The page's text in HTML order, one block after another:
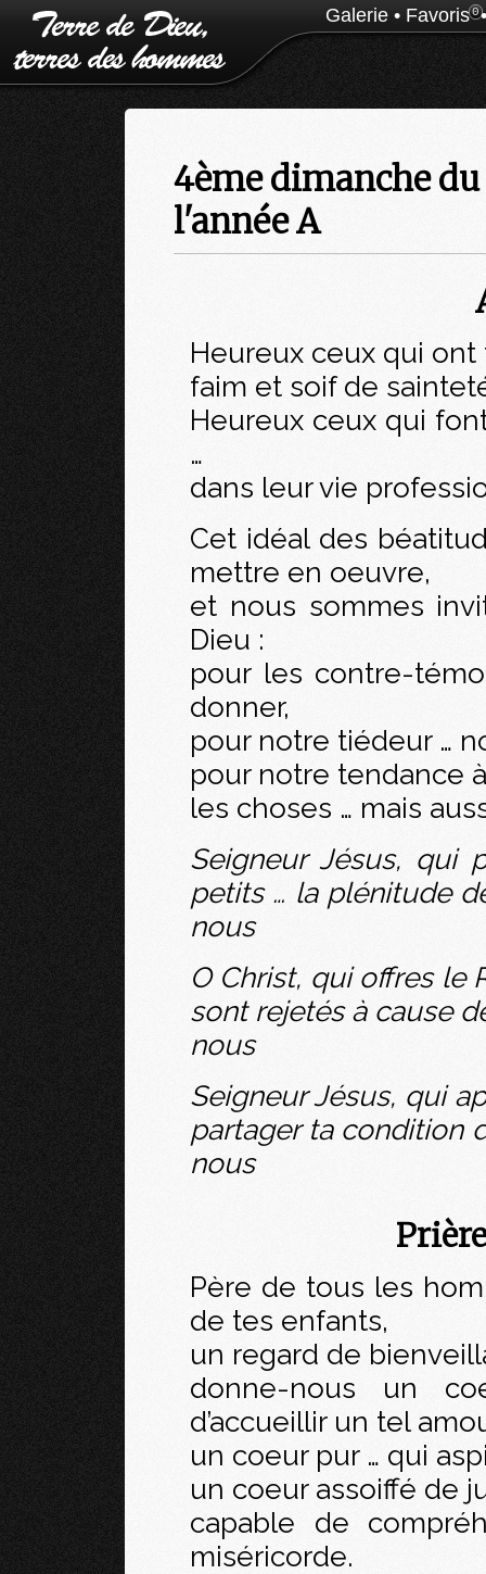
Galerie • Favoris0
4ème dimanche
l'année A
Heureux ceux qui
faim et soif de
Heureux ceux qui
…
dans leur vie
Cet idéal des
mettre en oeuvre,
et nous sommes
Dieu :
pour les contre-
donner,
pour notre tiédeur …
pour notre tendance
les choses … mais
Seigneur Jésus, qui
petits … la plénitude
nous
O Christ, qui offres le
sont rejetés à cause
nous
Seigneur Jésus, qui
partager ta condition
nous
Père de tous les
de tes enfants,
un regard de
donne-nous un
d’accueillir un tel
un coeur pur … qui
un coeur assoiffé de
capable de
miséricorde.